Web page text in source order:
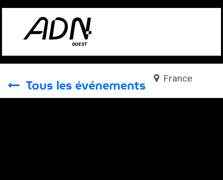
Se rendre au contenu
Tous les événements France